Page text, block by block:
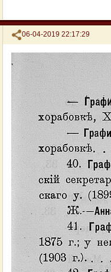
Поделиться
06-04-2019 22:17:29